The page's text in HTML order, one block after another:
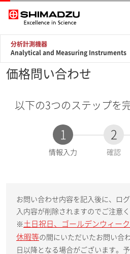
分析計測機器
Analytical and Measuring Instruments
価格問い合わせ
以下の3つのステップを
1
現
情報入力
2
確認
お問い合わせ内容を記入後に、ロ
入内容が削除されますのでご注意く
※ 土日祝日、ゴールデンウィー
休暇等の間にいただいたお問い合
日以降となる場合がございます。